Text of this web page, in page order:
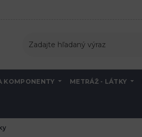
KOMPONENTY METRÁŽ - LÁTKY